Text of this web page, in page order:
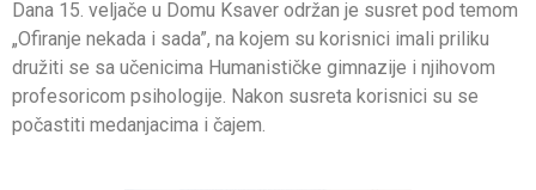
Dana 15. veljače u Domu Ksaver održan je susret pod temom
„Ofiranje nekada i sada”, na kojem su korisnici imali priliku
družiti se sa učenicima Humanističke gimnazije i njihovom
profesoricom psihologije. Nakon susreta korisnici su se
počastiti medanjacima i čajem.